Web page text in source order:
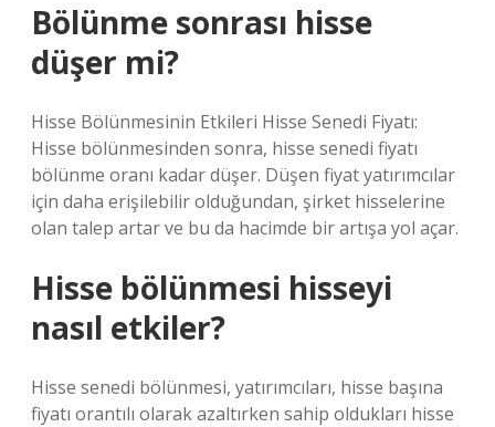
Bölünme sonrası hisse
düşer mi?
Hisse Bölünmesinin Etkileri Hisse Senedi Fiyatı:
Hisse bölünmesinden sonra, hisse senedi fiyatı
bölünme oranı kadar düşer. Düşen fiyat yatırımcılar
için daha erişilebilir olduğundan, şirket hisselerine
olan talep artar ve bu da hacimde bir artışa yol açar.
Hisse bölünmesi hisseyi
nasıl etkiler?
Hisse senedi bölünmesi, yatırımcıları, hisse başına
fiyatı orantılı olarak azaltırken sahip oldukları hisse